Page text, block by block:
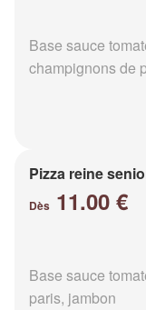
Base sauce
champignons de
Pizza reine
Dès 11.00 €
Base sauce
paris, jambon